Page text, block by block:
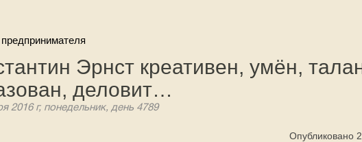
Эрнст креативен, умён,
деловит…
2016 г, понедельник, день 4789
Опубликовано